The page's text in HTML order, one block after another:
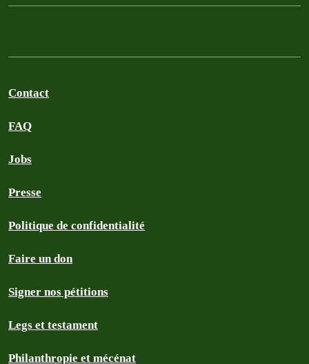
Contact
FAQ
Jobs
Presse
Politique de confidentialité
Faire un don
Signer nos pétitions
Legs et testament
Philanthropie et mécénat